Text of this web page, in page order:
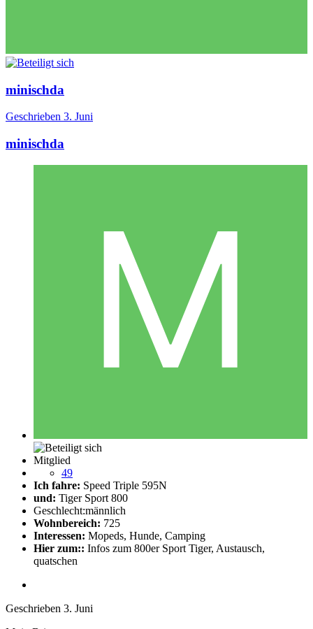
minischda
Geschrieben 3. Juni
minischda
Mitglied
49
Ich fahre: Speed Triple 595N
und: Tiger Sport 800
Geschlecht:männlich
Wohnbereich: 725
Interessen: Mopeds, Hunde, Camping
Hier zum:: Infos zum 800er Sport Tiger, Austausch,
quatschen
Geschrieben 3. Juni